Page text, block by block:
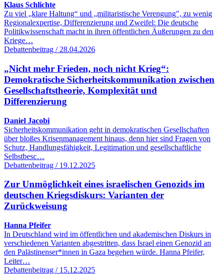
Klaus Schlichte
Zu viel „klare Haltung“ und „militaristische Verengung", zu wenig
Regionalexpertise, Differenzierung und Zweifel: Die deutsche
Politikwissenschaft macht in ihren öffentlichen Äußerungen zu den
Kriege…
Debattenbeitrag / 28.04.2026
„Nicht mehr Frieden, noch nicht Krieg“:
Demokratische Sicherheitskommunikation zwischen
Gesellschaftstheorie, Komplexität und
Differenzierung
Daniel Jacobi
Sicherheitskommunikation geht in demokratischen Gesellschaften
über bloßes Krisenmanagement hinaus, denn hier sind Fragen von
Schutz, Handlungsfähigkeit, Legitimation und gesellschaftliche
Selbstbesc…
Debattenbeitrag / 19.12.2025
Zur Unmöglichkeit eines israelischen Genozids im
deutschen Kriegsdiskurs: Varianten der
Zurückweisung
Hanna Pfeifer
In Deutschland wird im öffentlichen und akademischen Diskurs in
verschiedenen Varianten abgestritten, dass Israel einen Genozid an
den Palästinenser*innen in Gaza begehen würde. Hanna Pfeifer,
Leiter…
Debattenbeitrag / 15.12.2025